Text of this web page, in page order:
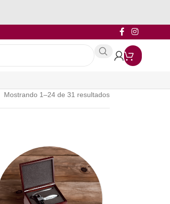
Mostrando 1–24 de 31 resultados